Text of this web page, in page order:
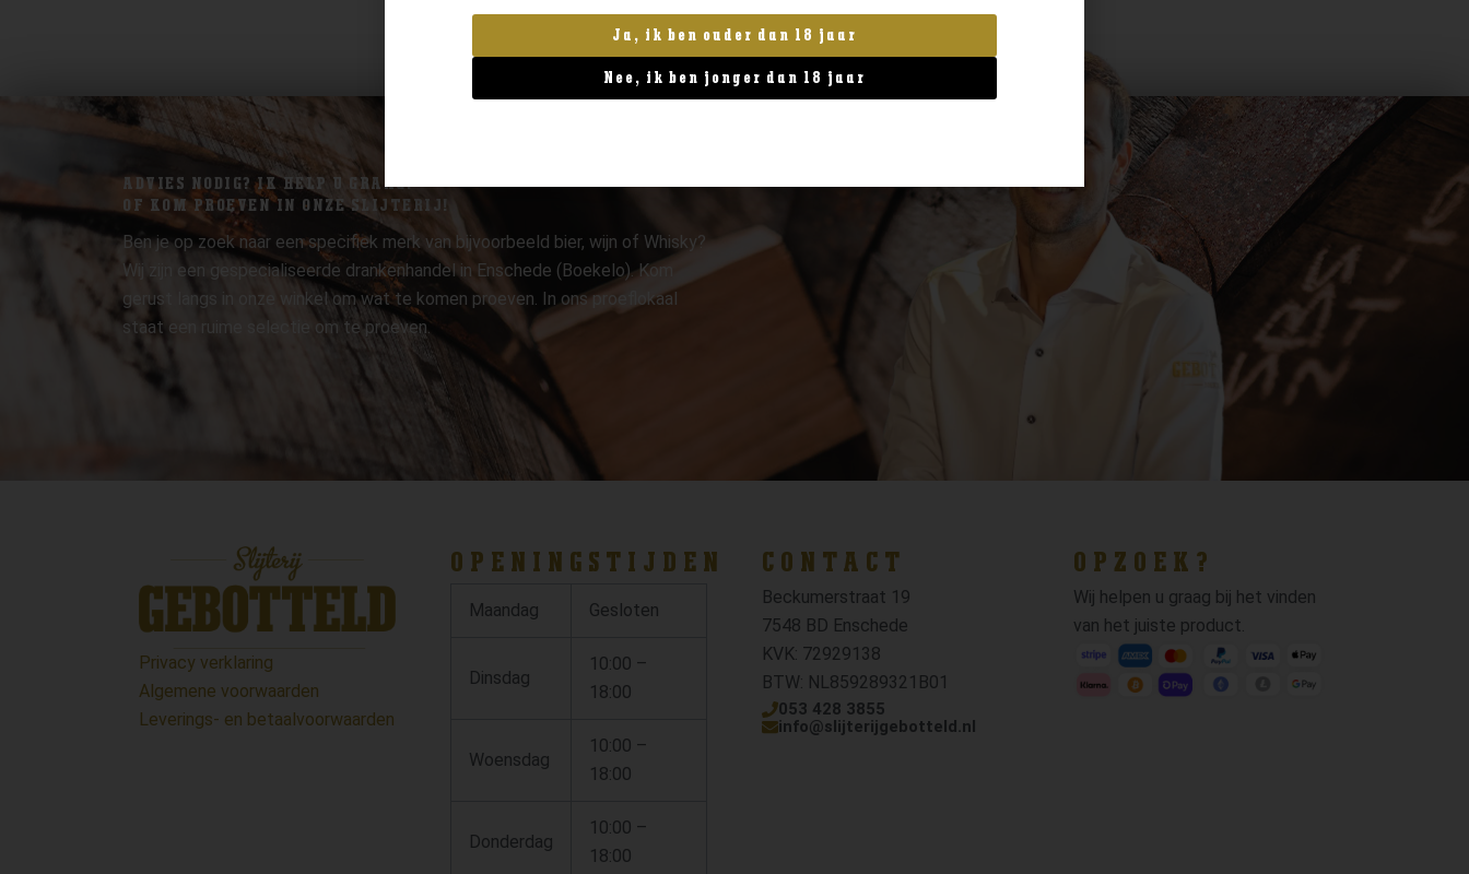
ADVIES NODIG? IK HELP U GRAAG.
OF KOM PROEVEN IN ONZE SLIJTERIJ!
Ben je op zoek naar een specifiek merk van bijvoorbeeld bier, wijn of Whisky?
Wij zijn een gespecialiseerde drankenhandel in Enschede (Boekelo). Kom
gerust langs in onze winkel om wat te komen proeven. In ons proeflokaal
staat een ruime selectie om te proeven.
Privacy verklaring
Algemene voorwaarden
Leverings- en betaalvoorwaarden
OPENINGSTIJDEN
Maandag Gesloten
Dinsdag
10:00 –
18:00
Woensdag
10:00 –
18:00
Donderdag
10:00 –
18:00
CONTACT
Beckumerstraat 19
7548 BD Enschede
KVK: 72929138
BTW: NL859289321B01
053 428 3855
info@slijterijgebotteld.nl
OPZOEK?
Wij helpen u graag bij het vinden
van het juiste product.
Ja, ik ben ouder dan 18 jaar
Nee, ik ben jonger dan 18 jaar